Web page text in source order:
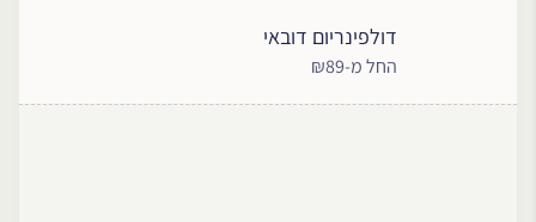
דולפינריום דובאי
החל מ-₪89